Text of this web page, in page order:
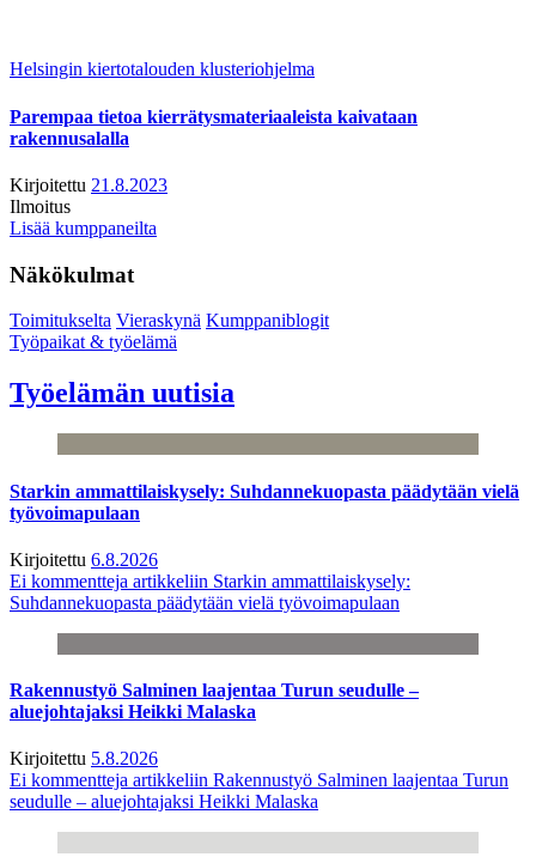
Helsingin kiertotalouden klusteriohjelma
Parempaa tietoa kierrätysmateriaaleista kaivataan
rakennusalalla
Kirjoitettu 21.8.2023
Ilmoitus
Lisää kumppaneilta
Näkökulmat
Toimitukselta Vieraskynä Kumppaniblogit
Työpaikat & työelämä
Työelämän uutisia
Starkin ammattilaiskysely: Suhdannekuopasta päädytään vielä
työvoimapulaan
Kirjoitettu 6.8.2026
Ei kommentteja artikkeliin Starkin ammattilaiskysely:
Suhdannekuopasta päädytään vielä työvoimapulaan
Rakennustyö Salminen laajentaa Turun seudulle –
aluejohtajaksi Heikki Malaska
Kirjoitettu 5.8.2026
Ei kommentteja artikkeliin Rakennustyö Salminen laajentaa Turun
seudulle – aluejohtajaksi Heikki Malaska